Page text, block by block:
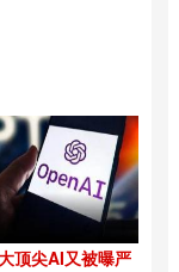
顶尖AI又被曝严